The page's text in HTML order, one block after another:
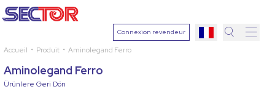
Connexion revendeur
Accueil Produit Aminolegand Ferro
Aminolegand Ferro
Ürünlere Geri Dön